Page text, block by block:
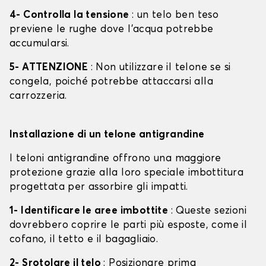
4- Controlla la tensione : un telo ben teso
previene le rughe dove l'acqua potrebbe
accumularsi.
5- ATTENZIONE : Non utilizzare il telone se si
congela, poiché potrebbe attaccarsi alla
carrozzeria.
Installazione di un telone antigrandine
I teloni antigrandine offrono una maggiore
protezione grazie alla loro speciale imbottitura
progettata per assorbire gli impatti.
1- Identificare le aree imbottite : Queste sezioni
dovrebbero coprire le parti più esposte, come il
cofano, il tetto e il bagagliaio.
2- Srotolare il telo: Posizionare prima